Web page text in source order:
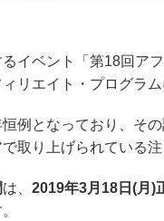
イベント「第18回ア
リエイト・プログラ
例となっており、そ
取り上げられている
は、 2019年3月18日(月)